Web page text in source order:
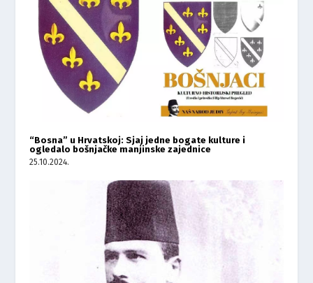
“Bosna” u Hrvatskoj: Sjaj jedne bogate kulture i
ogledalo bošnjačke manjinske zajednice
25.10.2024.